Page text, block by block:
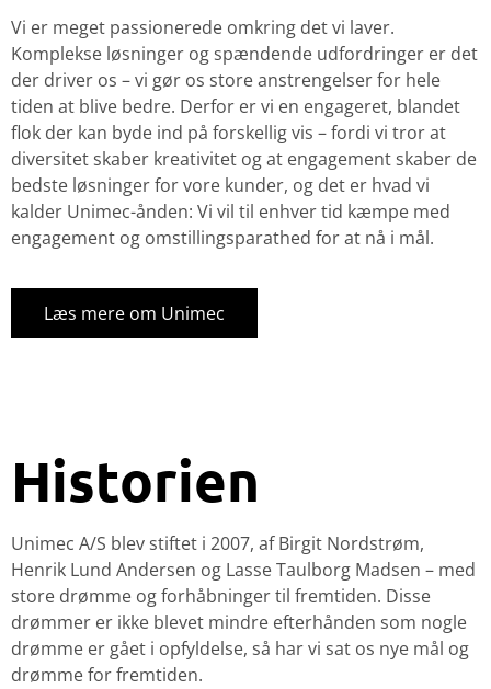
Vi er meget passionerede omkring det vi laver.
Komplekse løsninger og spændende udfordringer er det
der driver os – vi gør os store anstrengelser for hele
tiden at blive bedre. Derfor er vi en engageret, blandet
flok der kan byde ind på forskellig vis – fordi vi tror at
diversitet skaber kreativitet og at engagement skaber de
bedste løsninger for vore kunder, og det er hvad vi
kalder Unimec-ånden: Vi vil til enhver tid kæmpe med
engagement og omstillingsparathed for at nå i mål.
Læs mere om Unimec
Historien
Unimec A/S blev stiftet i 2007, af Birgit Nordstrøm,
Henrik Lund Andersen og Lasse Taulborg Madsen – med
store drømme og forhåbninger til fremtiden. Disse
drømmer er ikke blevet mindre efterhånden som nogle
drømme er gået i opfyldelse, så har vi sat os nye mål og
drømme for fremtiden.